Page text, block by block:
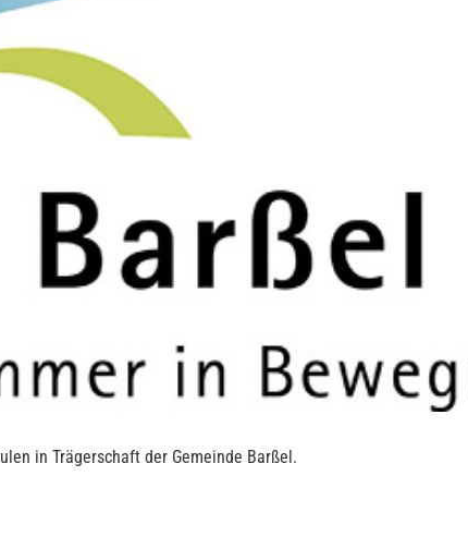
in Trägerschaft der Gemeinde Barßel.